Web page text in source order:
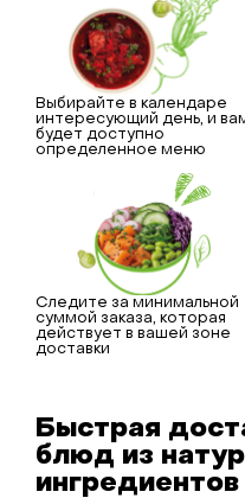
Выбирайте в календаре
интересующий день, и
будет доступно
определенное меню
Следите за минимальной
суммой заказа, которая
действует в вашей зоне
доставки
Быстрая
блюд из
ингредиентов